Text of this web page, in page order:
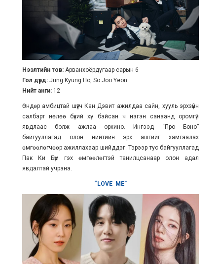
Нээлтийн тов: Арванхоёрдугаар сарын 6
Гол дүрд: Jung Kyung Ho, So Joo Yeon
Нийт анги: 12
Өндөр амбицтай шүүгч Кан Дэвит ажилдаа сайн, хууль эрхзүйн
салбарт нөлөө бүхий хүн байсан ч нэгэн санаанд оромгүй
явдлаас болж ажлаа орхино. Ингээд “Про Боно”
байгууллагад олон нийтийн эрх ашгийг хамгаалах
өмгөөлөгчөөр ажиллахаар шийддэг. Тэрээр тус байгууллагад
Пак Ки Бүм гэх өмгөөлөгтэй танилцсанаар олон адал
явдалтай учрана.
“LOVE ME”